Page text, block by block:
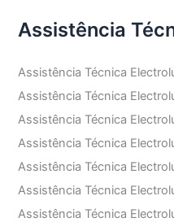
Assistência
Assistência Técnica
Assistência Técnica
Assistência Técnica
Assistência Técnica
Assistência Técnica
Assistência Técnica
Assistência Técnica